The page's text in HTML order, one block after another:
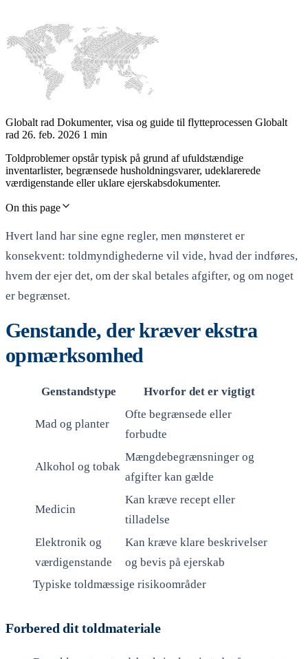
Globalt rad Dokumenter, visa og guide til flytteprocessen Globalt
rad 26. feb. 2026 1 min
Toldproblemer opstår typisk på grund af ufuldstændige
inventarlister, begrænsede husholdningsvarer, udeklarerede
værdigenstande eller uklare ejerskabsdokumenter.
On this page
Hvert land har sine egne regler, men mønsteret er
konsekvent: toldmyndighederne vil vide, hvad der indføres,
hvem der ejer det, om der skal betales afgifter, og om noget
er begrænset.
Genstande, der kræver ekstra
opmærksomhed
Genstandstype Hvorfor det er vigtigt
Mad og planter
Ofte begrænsede eller
forbudte
Alkohol og tobak
Mængdebegrænsninger og
afgifter kan gælde
Medicin
Kan kræve recept eller
tilladelse
Elektronik og
værdigenstande
Kan kræve klare beskrivelser
og bevis på ejerskab
Typiske toldmæssige risikoområder
Forbered dit toldmateriale